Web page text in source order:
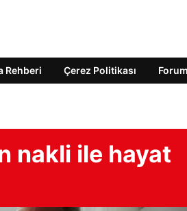
Rehberi Çerez Politikası Forum
nakli ile hayat